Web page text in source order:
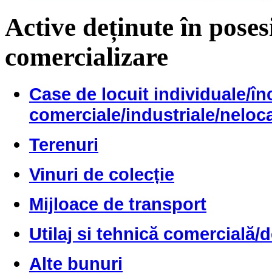
Active deținute în
comercializare
Case de locuit individuale/
comerciale/industriale/
Terenuri
Vinuri de colecție
Mijloace de transport
Utilaj si tehnică comercială/
Alte bunuri